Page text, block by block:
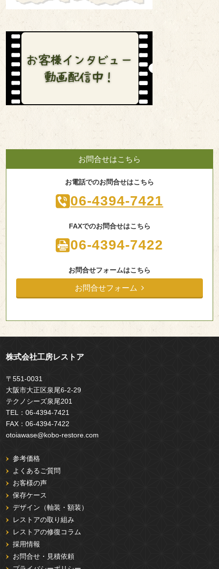
お問合せはこちら
お電話でのお問合せはこちら
06-4394-7421
FAXでのお問合せはこちら
06-4394-7422
お問合せフォームはこちら
お問合せフォーム
株式会社工房レストア
〒551-0031
大阪市大正区泉尾6-2-29
テクノシーズ泉尾201
TEL： 06-4394-7421
FAX： 06-4394-7422
otoiawase@kobo-restore.com
参考価格
よくあるご質問
お客様の声
保存ケース
デザイン（軸装・額装）
レストアの取り組み
レストアの修復コラム
採用情報
お問合せ・見積依頼